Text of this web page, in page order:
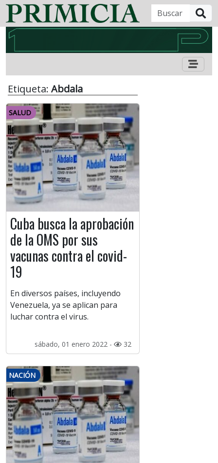
Etiqueta: Abdala
SALUD
Cuba busca la aprobación
de la OMS por sus
vacunas contra el covid-
19
En diversos países, incluyendo
Venezuela, ya se aplican para
luchar contra el virus.
sábado, 01 enero 2022 - 32
NACIÓN